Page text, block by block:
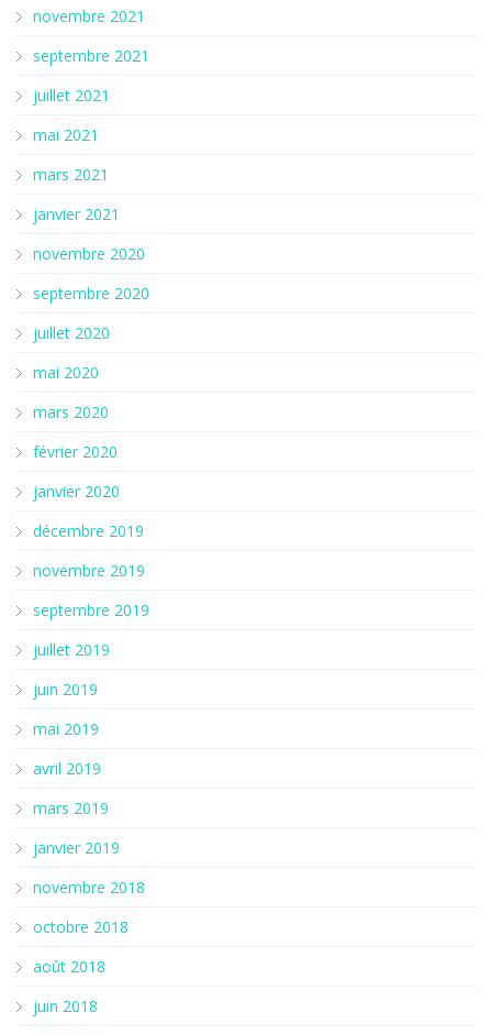
novembre 2021
septembre 2021
juillet 2021
mai 2021
mars 2021
janvier 2021
novembre 2020
septembre 2020
juillet 2020
mai 2020
mars 2020
février 2020
janvier 2020
décembre 2019
novembre 2019
septembre 2019
juillet 2019
juin 2019
mai 2019
avril 2019
mars 2019
janvier 2019
novembre 2018
octobre 2018
août 2018
juin 2018